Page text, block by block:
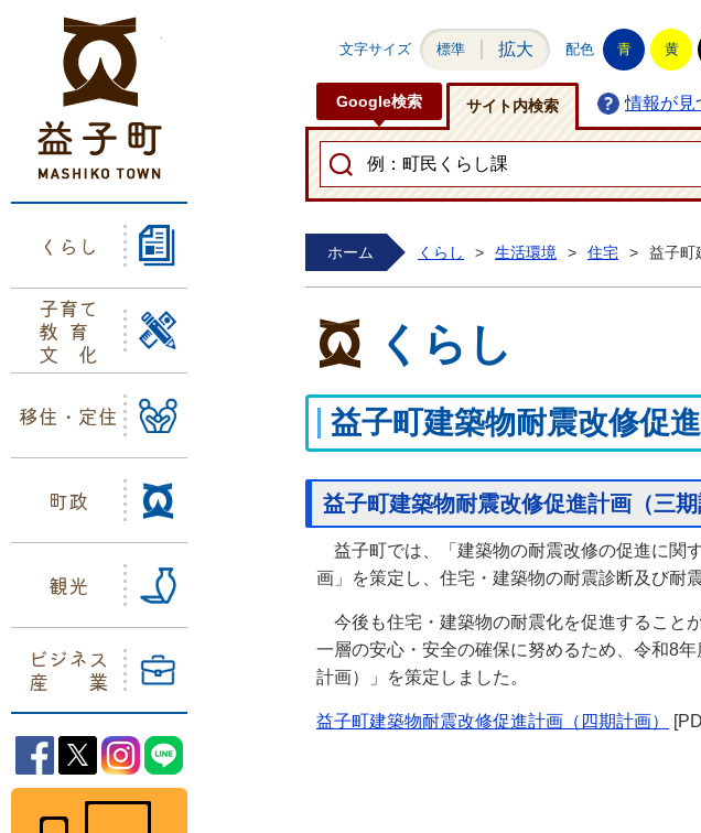
くらし
子育て
教育
文化
移住・定住
町政
観光
ビジネス
産業
益子町Facebook
益子町Twitter
益子町Instagram
文字サイズ 標準 拡大 配色 青 黄
Google検索 サイト内検索 情報が見
ホーム くらし > 生活環境 > 住宅 > 益子町
くらし
益子町建築物耐震改修促
益子町建築物耐震改修促進計画（三期
益子町では、「建築物の耐震改修の促進に関
画」を策定し、住宅・建築物の耐震診断及び耐
今後も住宅・建築物の耐震化を促進すること
一層の安心・安全の確保に努めるため、令和8
計画）」を策定しました。
益子町建築物耐震改修促進計画（四期計画）